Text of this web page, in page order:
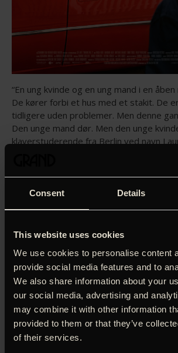
Consent Details
This website uses cookies
We use cookies to personalise content
provide social media features and to
We also share information about your
our social media, advertising and
may combine it with other information
provided to them or that they’ve
of their services.
“En ung kvinde og en ung mand i en
De kører forbi et hus med et stakit. De
tidligere uden problemer. Men denne
Den unge mand dør. Men den unge
klaverstuderende fra Berlin ved navn
mirakuløs vis og bliver taget ind og
kvinde, der bor i huset med stakittet
ulykken.
moderlig hengivenhed, og da Bettys
tilstedeværelse, ligner firkløveret
harmonisk familie. Men sagte træder
også ind i familien, og så får Bettys
helt andre nuancer.
Miroirs No.3 referer til et stykke af den
Maurice Ravel, der bærer undertitlen Une
l’océan (En båd på havet) og beskriver
afsted på havets kraftfulde bølger.